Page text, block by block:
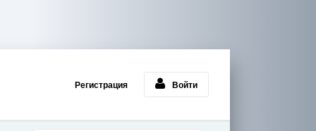
Регистрация Войти